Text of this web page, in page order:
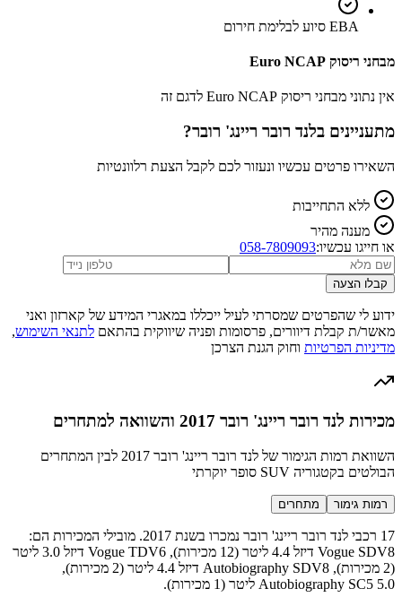
EBA סיוע לבלימת חירום
מבחני ריסוק Euro NCAP
אין נתוני מבחני ריסוק Euro NCAP לדגם זה
מתעניינים בלנד רובר ריינג' רובר?
השאירו פרטים עכשיו ונעזור לכם לקבל הצעת רלוונטיות
ללא התחייבות
מענה מהיר
או חייגו עכשיו:058-7809093
קבלו הצעה
ידוע לי שהפרטים שמסרתי לעיל ייכללו במאגרי המידע של קארזון ואני
מאשר/ת קבלת דיוורים, פרסומות ופניה שיווקית בהתאם לתנאי השימוש,
מדיניות הפרטיות וחוק הגנת הצרכן
מכירות לנד רובר ריינג' רובר 2017 והשוואה למתחרים
השוואת רמות הגימור של לנד רובר ריינג' רובר 2017 לבין המתחרים
הבולטים בקטגוריה SUV סופר יוקרתי
רמות גימור מתחרים
17 רכבי לנד רובר ריינג' רובר נמכרו בשנת 2017. מובילי המכירות הם:
Vogue SDV8 דיזל 4.4 ליטר (12 מכירות), Vogue TDV6 דיזל 3.0 ליטר
(2 מכירות), Autobiography SDV8 דיזל 4.4 ליטר (2 מכירות),
Autobiography SC5 5.0 ליטר (1 מכירות).